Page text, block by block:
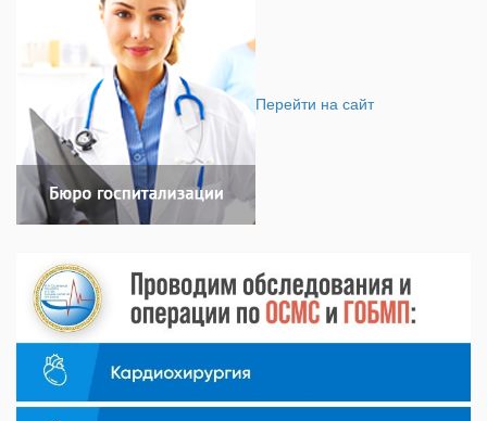
Перейти на сайт